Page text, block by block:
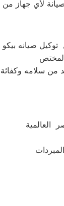
صيانه بيكو
العالمية